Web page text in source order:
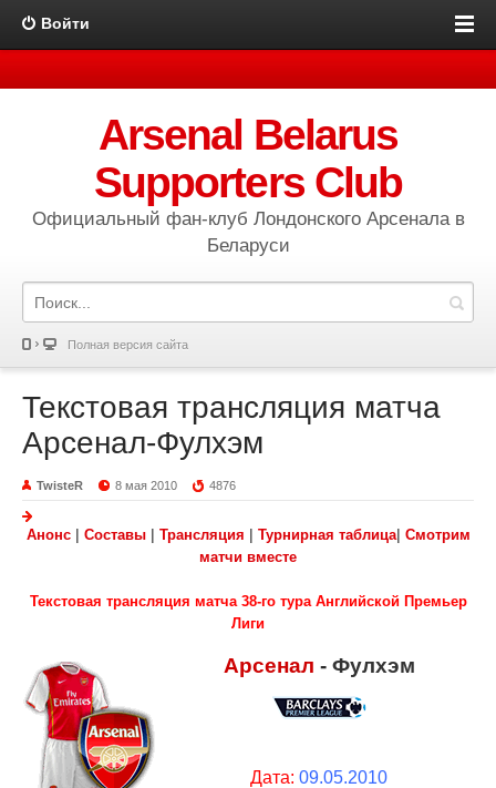
Войти
Arsenal Belarus
Supporters Club
Официальный фан-клуб Лондонского Арсенала в
Беларуси
Полная версия сайта
Текстовая трансляция матча
Арсенал-Фулхэм
TwisteR 8 мая 2010 4876
Анонс| Составы| Трансляция | Турнирная таблица| Смотрим
матчи вместе
Текстовая трансляция матча 38-го тура Английской Премьер
Лиги
Арсенал - Фулхэм
Дата: 09.05.2010